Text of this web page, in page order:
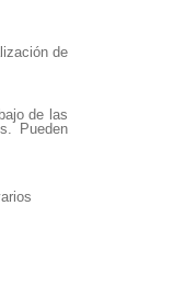
de
de las
Pueden